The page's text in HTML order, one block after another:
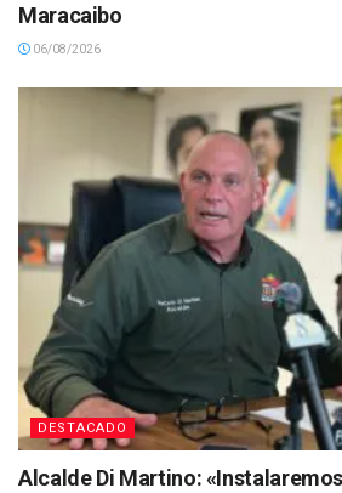
Maracaibo
06/08/2026
DESTACADO
Alcalde Di Martino: